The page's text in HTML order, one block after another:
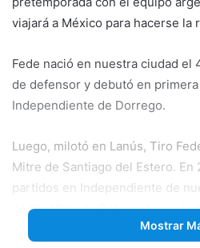
viajará a México para hacerse la
Fede nació en nuestra ciudad el
de defensor y debutó en
Independiente de Dorrego.
Luego, milotó en Lanús, Tiro
Mitre de Santiago del Estero. En
partidos en Independiente de
a Villa Mitre de Bahía y después
Mostrar